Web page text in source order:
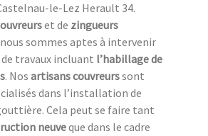
le-Lez Herault 34.
et de zingueurs
sommes aptes à intervenir
travaux incluant l’habillage de
. Nos artisans couvreurssont
dans l’installation de
Cela peut se faire tant
neuveque dans le cadre